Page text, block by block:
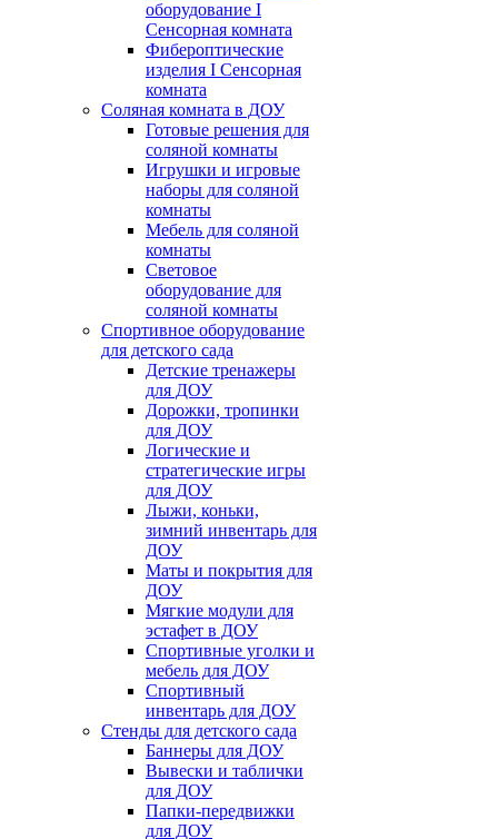
оборудование I
Сенсорная комната
Фибероптические
изделия I Сенсорная
комната
Соляная комната в ДОУ
Готовые решения для
соляной комнаты
Игрушки и игровые
наборы для соляной
комнаты
Мебель для соляной
комнаты
Световое
оборудование для
соляной комнаты
Спортивное оборудование
для детского сада
Детские тренажеры
для ДОУ
Дорожки, тропинки
для ДОУ
Логические и
стратегические игры
для ДОУ
Лыжи, коньки,
зимний инвентарь для
ДОУ
Маты и покрытия для
ДОУ
Мягкие модули для
эстафет в ДОУ
Спортивные уголки и
мебель для ДОУ
Спортивный
инвентарь для ДОУ
Стенды для детского сада
Баннеры для ДОУ
Вывески и таблички
для ДОУ
Папки-передвижки
для ДОУ